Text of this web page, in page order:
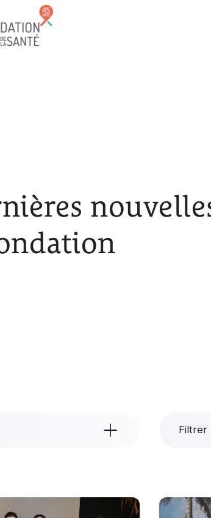
Filtrer